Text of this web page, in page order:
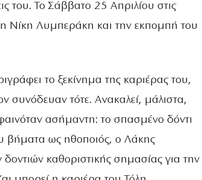
του. Το Σάββατο 25 Απριλίου στις
Νίκη Λυμπεράκη και την εκπομπή του
το ξεκίνημα της καριέρας του,
συνόδευαν τότε. Ανακαλεί, μάλιστα,
ασήμαντη: το σπασμένο δόντι
βήματα ως ηθοποιός, ο Λάκης
καθοριστικής σημασίας για την